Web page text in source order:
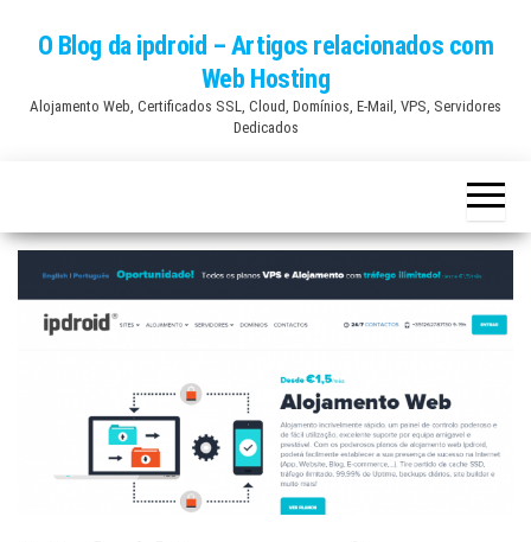
content
O Blog da ipdroid – Artigos relacionados com
Web Hosting
Alojamento Web, Certificados SSL, Cloud, Domínios, E-Mail, VPS, Servidores
Dedicados